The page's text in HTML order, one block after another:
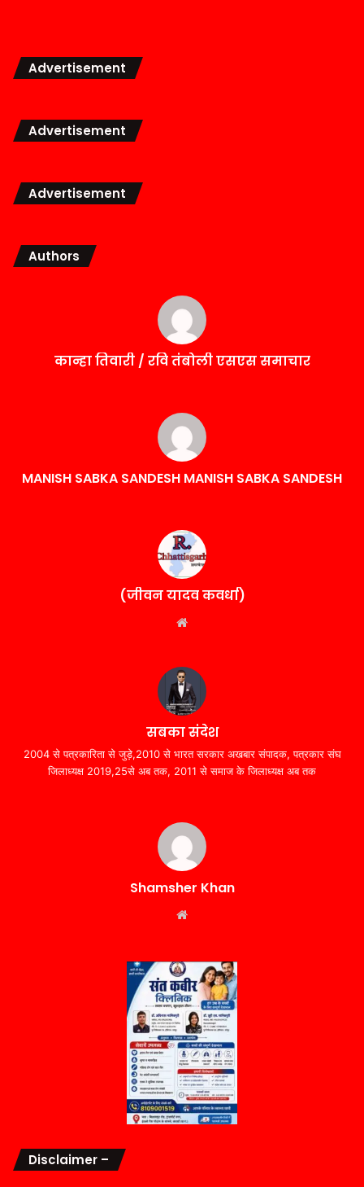
Advertisement
Advertisement
Advertisement
Authors
कान्हा तिवारी / रवि तंबोली एसएस समाचार
MANISH SABKA SANDESH MANISH SABKA SANDESH
(जीवन यादव कवर्धा)
सबका संदेश
2004 से पत्रकारिता से जुड़े,2010 से भारत सरकार अखबार संपादक, पत्रकार संघ
जिलाध्यक्ष 2019,25से अब तक, 2011 से समाज के जिलाध्यक्ष अब तक
Shamsher Khan
Disclaimer –